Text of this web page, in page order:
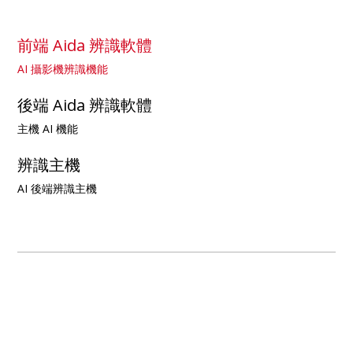
前端 Aida 辨識軟體
AI 攝影機辨識機能
後端 Aida 辨識軟體
主機 AI 機能
辨識主機
AI 後端辨識主機